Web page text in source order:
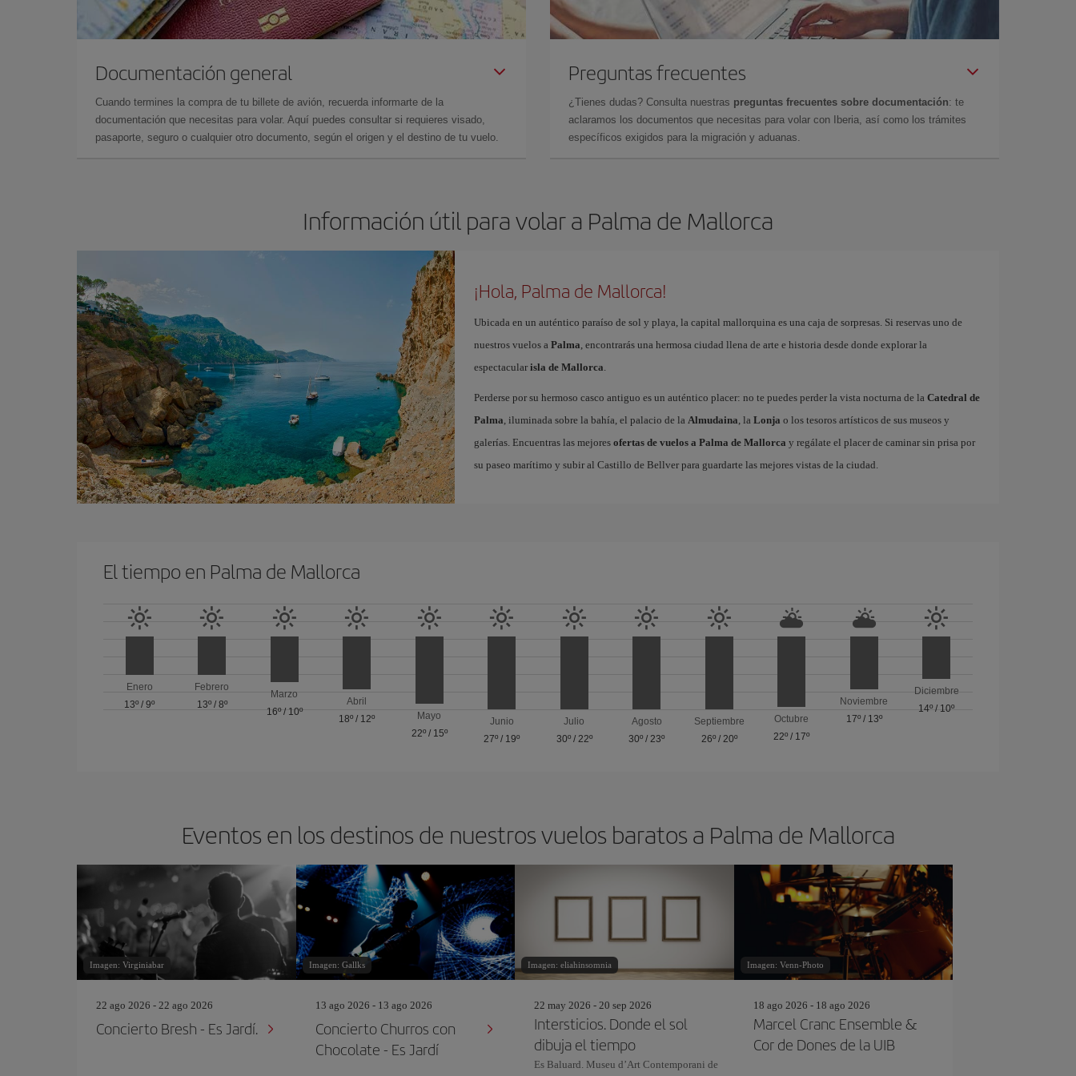
Documentación general
Cuando termines la compra de tu billete de avión, recuerda informarte de la
documentación que necesitas para volar. Aquí puedes consultar si requieres visado,
pasaporte, seguro o cualquier otro documento, según el origen y el destino de tu vuelo.
Preguntas frecuentes
¿Tienes dudas? Consulta nuestras preguntas frecuentes sobre documentación: te
aclaramos los documentos que necesitas para volar con Iberia, así como los trámites
específicos exigidos para la migración y aduanas.
Información útil para volar a Palma de Mallorca
¡Hola, Palma de Mallorca!
Ubicada en un auténtico paraíso de sol y playa, la capital mallorquina es una caja de sorpresas. Si reservas uno de
nuestros vuelos a Palma, encontrarás una hermosa ciudad llena de arte e historia desde donde explorar la
espectacular isla de Mallorca.
Perderse por su hermoso casco antiguo es un auténtico placer: no te puedes perder la vista nocturna de la Catedral de
Palma, iluminada sobre la bahía, el palacio de la Almudaina, la Lonja o los tesoros artísticos de sus museos y
galerías. Encuentras las mejores ofertas de vuelos a Palma de Mallorca y regálate el placer de caminar sin prisa por
su paseo marítimo y subir al Castillo de Bellver para guardarte las mejores vistas de la ciudad.
El tiempo en Palma de Mallorca
Enero
13º /9º
Febrero
13º/ 8º
Marzo
16º/ 10º
Abril
18º / 12º
Mayo
22º/ 15º
Junio
27º / 19º
Julio
30º/ 22º
Agosto
30º /23º
Septiembre
26º/ 20º
Octubre
22º / 17º
Noviembre
17º/ 13º
Diciembre
14º / 10º
Eventos en los destinos de nuestros vuelos baratos a Palma de Mallorca
Imagen: Virginiabar
22 ago 2026 - 22 ago 2026
Concierto Bresh - Es Jardí.
Imagen: Gallks
13 ago 2026 - 13 ago 2026
Concierto Churros con
Chocolate - Es Jardí
Imagen: eliahinsomnia
22 may 2026 - 20 sep 2026
Intersticios. Donde el sol
dibuja el tiempo
Es Baluard. Museu d’Art Contemporani de
Imagen: Venn-Photo
18 ago 2026 - 18 ago 2026
Marcel Cranc Ensemble &
Cor de Dones de la UIB